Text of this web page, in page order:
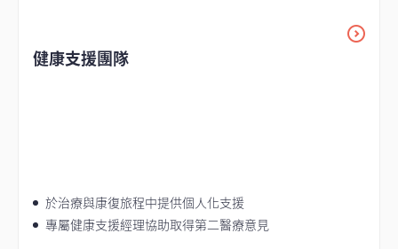
健康支援團隊
於治療與康復旅程中提供個人化支援
專屬健康支援經理協助取得第二醫療意見